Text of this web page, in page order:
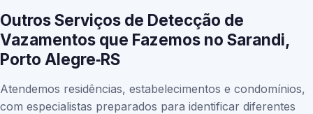
Outros Serviços de Detecção de
Vazamentos que Fazemos no Sarandi,
Porto Alegre‑RS
Atendemos residências, estabelecimentos e condomínios,
com especialistas preparados para identificar diferentes